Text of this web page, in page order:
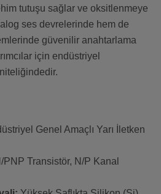
tutuşu sağlar ve oksitlenmeye
ses devrelerinde hem de
güvenilir anahtarlama
için endüstriyel
Genel Amaçlı Yarı İletken
PNP Transistör, N/P Kanal